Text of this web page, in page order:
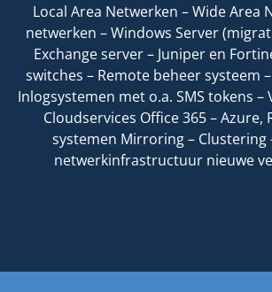
Local Area Netwerken – Wide Area
netwerken – Windows Server
Exchange server – Juniper en
switches – Remote beheer systeem
Inlogsystemen met o.a. SMS tokens –
Cloudservices Office 365 – Azure,
systemen Mirroring – Clustering
netwerkinfrastructuur nieuwe